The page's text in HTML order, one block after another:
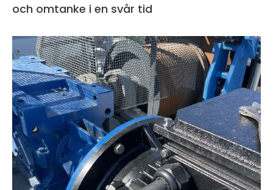
och omtanke i en svår tid